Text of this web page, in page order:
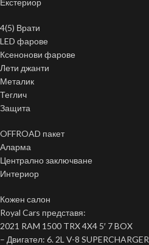
4(5) Врати
LED фарове
Ксенонови фарове
Лети джанти
Металик
Теглич
Защита
OFFROAD пакет
Аларма
Централно заключване
Интериор
Кожен салон
Royal Cars представя:
2021 RAM 1500 TRX 4X4 5′ 7 BOX
– Двигател: 6. 2L V-8 SUPERCHARGER